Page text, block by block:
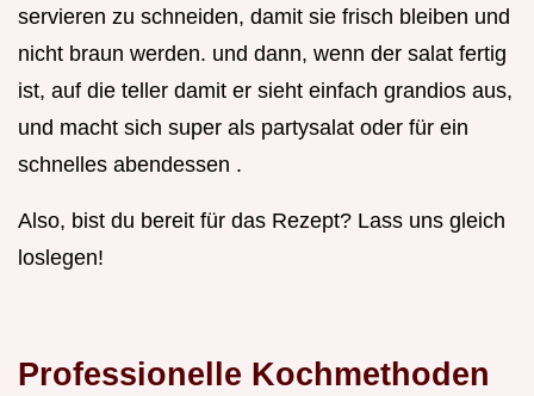
servieren zu schneiden, damit sie frisch bleiben und
nicht braun werden. und dann, wenn der salat fertig
ist, auf die teller damit er sieht einfach grandios aus,
und macht sich super als partysalat oder für ein
schnelles abendessen .
Also, bist du bereit für das Rezept? Lass uns gleich
loslegen!
Professionelle Kochmethoden